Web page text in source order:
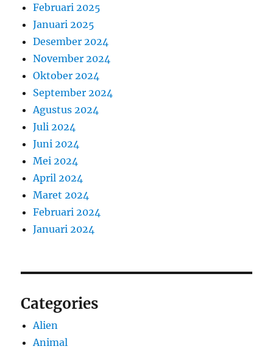
Februari 2025
Januari 2025
Desember 2024
November 2024
Oktober 2024
September 2024
Agustus 2024
Juli 2024
Juni 2024
Mei 2024
April 2024
Maret 2024
Februari 2024
Januari 2024
Categories
Alien
Animal